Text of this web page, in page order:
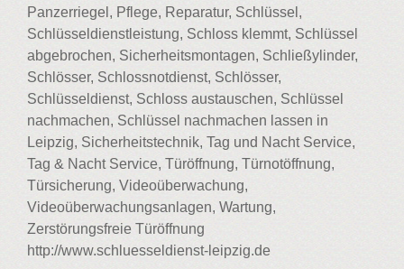
Panzerriegel, Pflege, Reparatur, Schlüssel,
Schlüsseldienstleistung, Schloss klemmt, Schlüssel
abgebrochen, Sicherheitsmontagen, Schließylinder,
Schlösser, Schlossnotdienst, Schlösser,
Schlüsseldienst, Schloss austauschen, Schlüssel
nachmachen, Schlüssel nachmachen lassen in
Leipzig, Sicherheitstechnik, Tag und Nacht Service,
Tag & Nacht Service, Türöffnung, Türnotöffnung,
Türsicherung, Videoüberwachung,
Videoüberwachungsanlagen, Wartung,
Zerstörungsfreie Türöffnung
http://www.schluesseldienst-leipzig.de